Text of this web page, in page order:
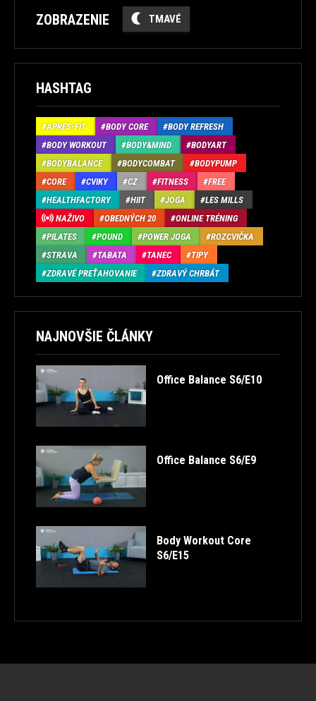
ZOBRAZENIE TMAVÉ
HASHTAG
APRÉS-FIT BODY CORE
BODY REFRESH
BODY WORKOUT
BODY&MIND
BODYART
BODYBALANCE
BODYCOMBAT
BODYPUMP
CORE
CVIKY CZ FITNESS
FREE
HEALTHFACTORY
HIIT JOGA
LES MILLS
NAŽIVO
OBEDNÝCH 20
ONLINE TRÉNING
PILATES
POUND POWER JOGA
ROZCVIČKA
STRAVA
TABATA TANEC
TIPY
ZDRAVÉ PREŤAHOVANIE
ZDRAVÝ CHRBÁT
NAJNOVŠIE ČLÁNKY
Office Balance S6/E10
Office Balance S6/E9
Body Workout Core
S6/E15